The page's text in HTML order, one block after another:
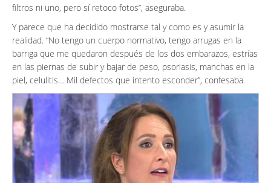
filtros ni uno, pero sí retoco fotos”, aseguraba.
Y parece que ha decidido mostrarse tal y como es y asumir la
realidad. “No tengo un cuerpo normativo, tengo arrugas en la
barriga que me quedaron después de los dos embarazos, estrías
en las piernas de subir y bajar de peso, psoriasis, manchas en la
piel, celulitis… Mil defectos que intento esconder”, confesaba.